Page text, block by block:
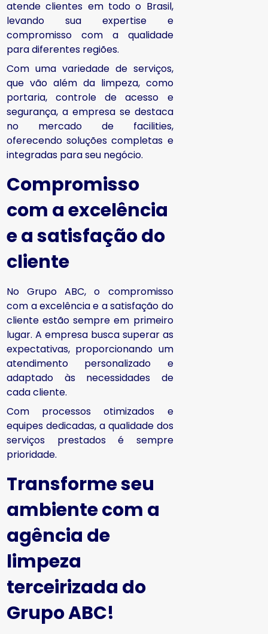
atende clientes em todo o Brasil,
levando sua expertise e
compromisso com a qualidade
para diferentes regiões.
Com uma variedade de serviços,
que vão além da limpeza, como
portaria, controle de acesso e
segurança, a empresa se destaca
no mercado de facilities,
oferecendo soluções completas e
integradas para seu negócio.
Compromisso
com a excelência
e a satisfação do
cliente
No Grupo ABC, o compromisso
com a excelência e a satisfação do
cliente estão sempre em primeiro
lugar. A empresa busca superar as
expectativas, proporcionando um
atendimento personalizado e
adaptado às necessidades de
cada cliente.
Com processos otimizados e
equipes dedicadas, a qualidade dos
serviços prestados é sempre
prioridade.
Transforme seu
ambiente com a
agência de
limpeza
terceirizada do
Grupo ABC!